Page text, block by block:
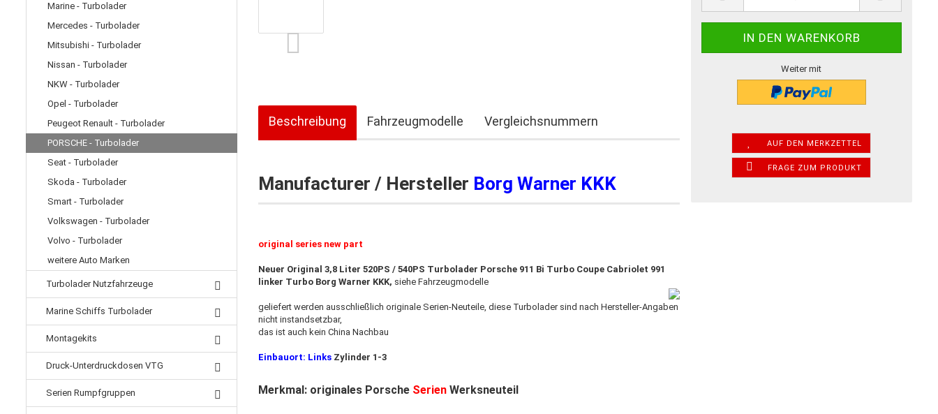
Weiter mit
AUF DEN MERKZETTEL
FRAGE ZUM PRODUKT
Beschreibung Fahrzeugmodelle Vergleichsnummern
Manufacturer / Hersteller Borg Warner KKK
original series new part
Neuer Original 3,8 Liter 520PS / 540PS Turbolader Porsche 911 Bi Turbo Coupe Cabriolet 991
linker Turbo Borg Warner KKK, siehe Fahrzeugmodelle
geliefert werden ausschließlich originale Serien-Neuteile, diese Turbolader sind nach Hersteller-Angaben
nicht instandsetzbar,
das ist auch kein China Nachbau
Einbauort: Links Zylinder 1-3
Merkmal: originales Porsche SerienWerksneuteil
Marine - Turbolader
Mercedes - Turbolader
Mitsubishi - Turbolader
Nissan - Turbolader
NKW - Turbolader
Opel - Turbolader
Peugeot Renault - Turbolader
PORSCHE - Turbolader
Seat - Turbolader
Skoda - Turbolader
Smart - Turbolader
Volkswagen - Turbolader
Volvo - Turbolader
weitere Auto Marken
Turbolader Nutzfahrzeuge
Marine Schiffs Turbolader
Montagekits
Druck-Unterdruckdosen VTG
Serien Rumpfgruppen